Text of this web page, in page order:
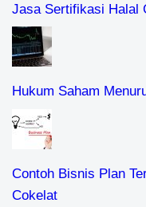
Jasa Sertifikasi Halal
Hukum Saham
Contoh Bisnis Plan
Cokelat